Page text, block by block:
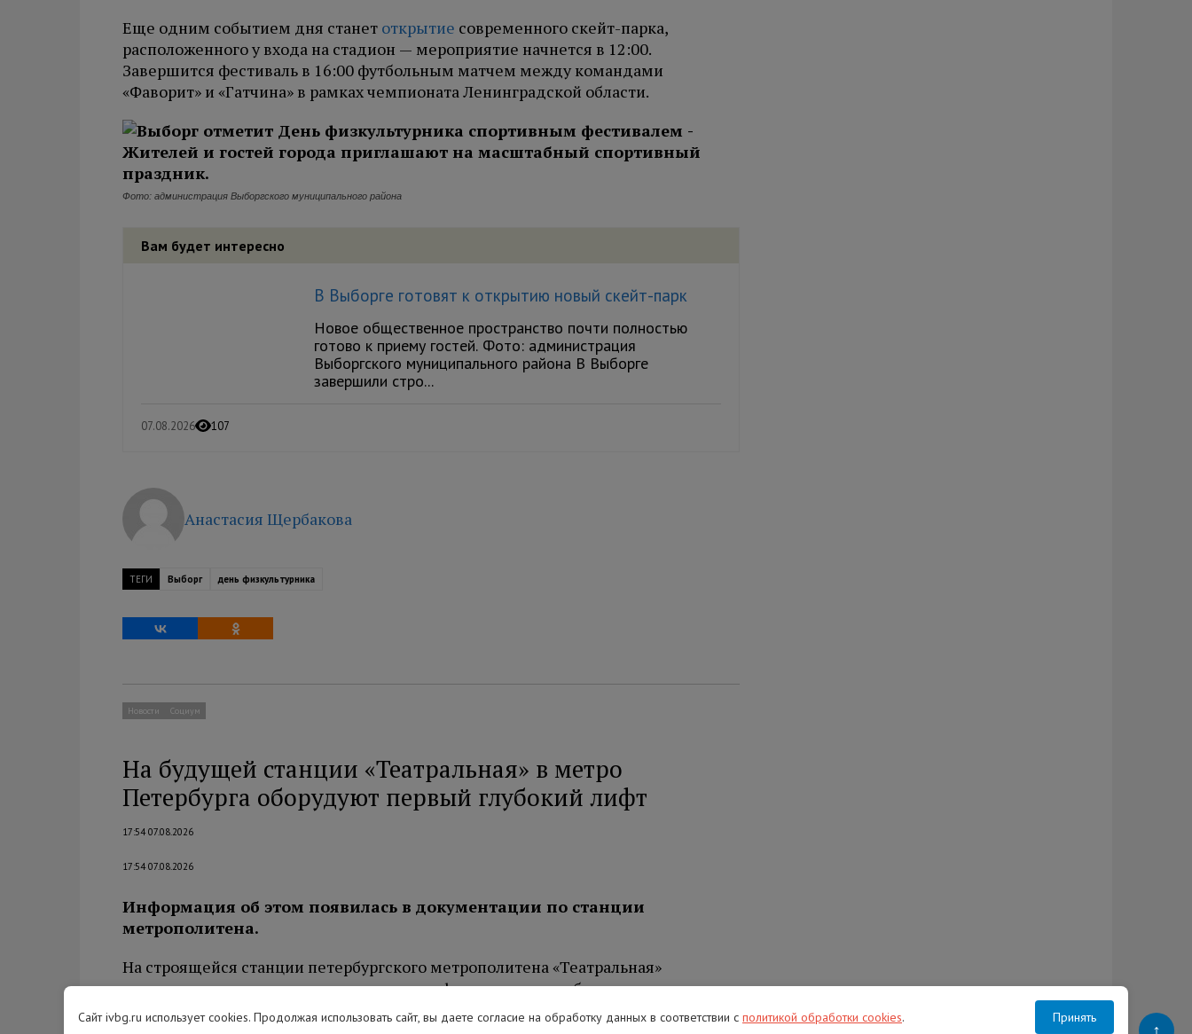
Еще одним событием дня станет открытие современного скейт-парка,
расположенного у входа на стадион — мероприятие начнется в 12:00.
Завершится фестиваль в 16:00 футбольным матчем между командами
«Фаворит» и «Гатчина» в рамках чемпионата Ленинградской области.
Фото: администрация Выборгского муниципального района
Вам будет интересно
В Выборге готовят к открытию новый скейт-парк
Новое общественное пространство почти полностью
готово к приему гостей. Фото: администрация
Выборгского муниципального района В Выборге
завершили стро...
07.08.2026 107
Анастасия Щербакова
ТЕГИ Выборг день физкультурника
Новости Социум
На будущей станции «Театральная» в метро
Петербурга оборудуют первый глубокий лифт
17:54 07.08.2026
17:54 07.08.2026
Информация об этом появилась в документации по станции
метрополитена.
На строящейся станции петербургского метрополитена «Театральная»
проектируют первую в городе систему лифтов для маломобильных пассажиров.
Она сможет работать на глубине свыше 50 метров,
выяснила
Сайт ivbg.ru использует cookies. Продолжая использовать сайт, вы даете согласие на обработку данных в соответствии с политикой обработки cookies. Принять